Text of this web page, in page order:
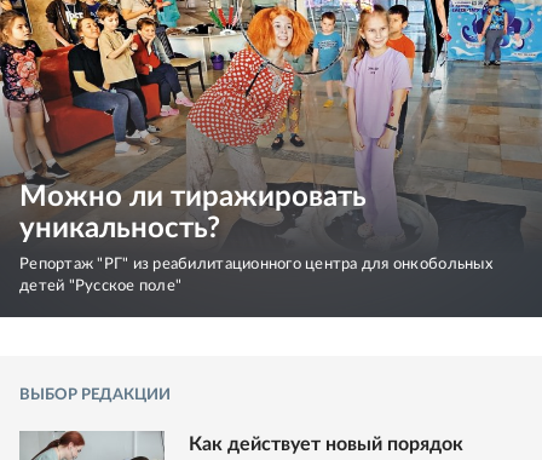
Можно ли тиражировать
уникальность?
Репортаж "РГ" из реабилитационного центра для онкобольных
детей "Русское поле"
ВЫБОР РЕДАКЦИИ
Как действует новый порядок